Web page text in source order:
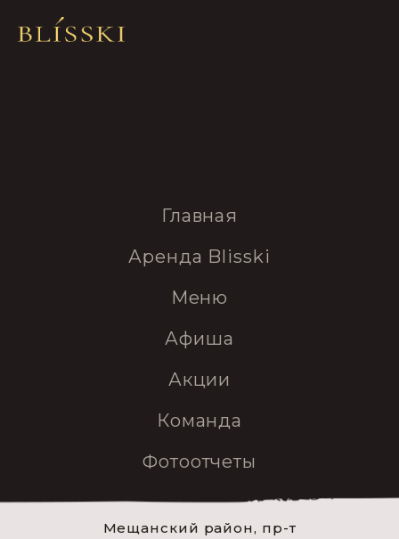
Главная
Меню
Афиша
Мещанский район, пр-т
Акции
Команда
Аренда Blisski
Фотоотчеты